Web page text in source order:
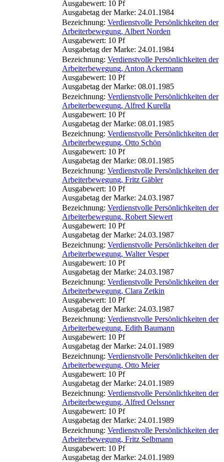
Ausgabewert: 10 Pf
Ausgabetag der Marke: 24.01.1984
Bezeichnung: Verdienstvolle Persönlichkeiten der
Arbeiterbewegung, Albert Norden
Ausgabewert: 10 Pf
Ausgabetag der Marke: 24.01.1984
Bezeichnung: Verdienstvolle Persönlichkeiten der
Arbeiterbewegung, Anton Ackermann
Ausgabewert: 10 Pf
Ausgabetag der Marke: 08.01.1985
Bezeichnung: Verdienstvolle Persönlichkeiten der
Arbeiterbewegung, Alfred Kurella
Ausgabewert: 10 Pf
Ausgabetag der Marke: 08.01.1985
Bezeichnung: Verdienstvolle Persönlichkeiten der
Arbeiterbewegung, Otto Schön
Ausgabewert: 10 Pf
Ausgabetag der Marke: 08.01.1985
Bezeichnung: Verdienstvolle Persönlichkeiten der
Arbeiterbewegung, Fritz Gäbler
Ausgabewert: 10 Pf
Ausgabetag der Marke: 24.03.1987
Bezeichnung: Verdienstvolle Persönlichkeiten der
Arbeiterbewegung, Robert Siewert
Ausgabewert: 10 Pf
Ausgabetag der Marke: 24.03.1987
Bezeichnung: Verdienstvolle Persönlichkeiten der
Arbeiterbewegung, Walter Vesper
Ausgabewert: 10 Pf
Ausgabetag der Marke: 24.03.1987
Bezeichnung: Verdienstvolle Persönlichkeiten der
Arbeiterbewegung, Clara Zetkin
Ausgabewert: 10 Pf
Ausgabetag der Marke: 24.03.1987
Bezeichnung: Verdienstvolle Persönlichkeiten der
Arbeiterbewegung, Edith Baumann
Ausgabewert: 10 Pf
Ausgabetag der Marke: 24.01.1989
Bezeichnung: Verdienstvolle Persönlichkeiten der
Arbeiterbewegung, Otto Meier
Ausgabewert: 10 Pf
Ausgabetag der Marke: 24.01.1989
Bezeichnung: Verdienstvolle Persönlichkeiten der
Arbeiterbewegung, Alfred Oelssner
Ausgabewert: 10 Pf
Ausgabetag der Marke: 24.01.1989
Bezeichnung: Verdienstvolle Persönlichkeiten der
Arbeiterbewegung, Fritz Selbmann
Ausgabewert: 10 Pf
Ausgabetag der Marke: 24.01.1989